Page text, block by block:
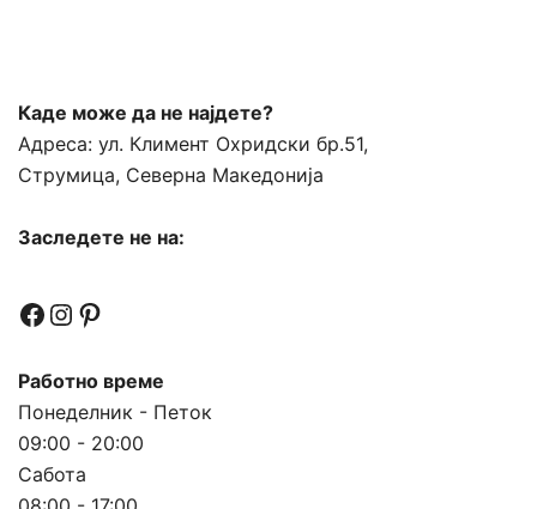
Каде може да не најдете?
Адреса: ул. Климент Охридски бр.51,
Струмица, Северна Македонија
Заследете не на:
Facebook
Instagram
Pinterest
Работно време
Понеделник - Петок
09:00 - 20:00
Сабота